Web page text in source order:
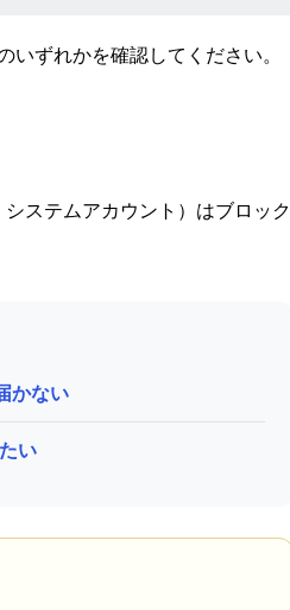
いずれかを確認してください。
ステムアカウント）はブロック
かない
い